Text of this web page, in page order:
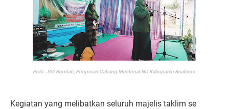
Poto : Siti Romlah, Pimpinan Cabang Muslimat NU Kabupaten Boalemo
Kegiatan yang melibatkan seluruh majelis taklim se